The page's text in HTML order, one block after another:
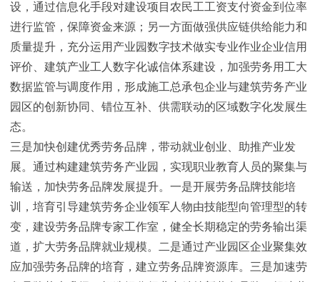
设，通过信息化手段对建设项目农民工工资支付资金到位率
进行监管，保障资金来源；另一方面做强供应链供给能力和
质量提升，充分运用产业园数字技术做实专业作业企业信用
评价、建筑产业工人数字化诚信体系建设，加强劳务用工大
数据监管与调度作用，形成施工总承包企业与建筑劳务产业
园区的创新协同、错位互补、供需联动的区域数字化发展生
态。
三是加快创建优秀劳务品牌，带动就业创业、助推产业发
展。通过构建建筑劳务产业园，实现职业教育人员的聚集与
输送，加快劳务品牌发展提升。一是开展劳务品牌技能培
训，培育引导建筑劳务企业领军人物由技能型向管理型的转
变，建设劳务品牌专家工作室，健全长期稳定的劳务输出渠
道，扩大劳务品牌就业规模。二是通过产业园区企业聚集效
应加强劳务品牌的培育，建立劳务品牌资源库。三是加速劳